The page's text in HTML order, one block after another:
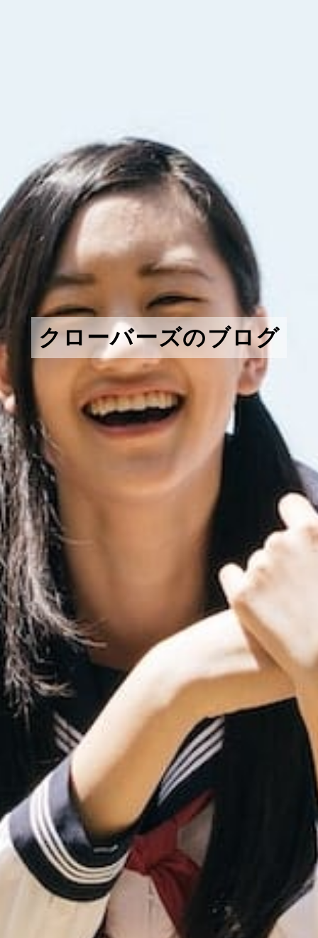
クローバーズのブログ